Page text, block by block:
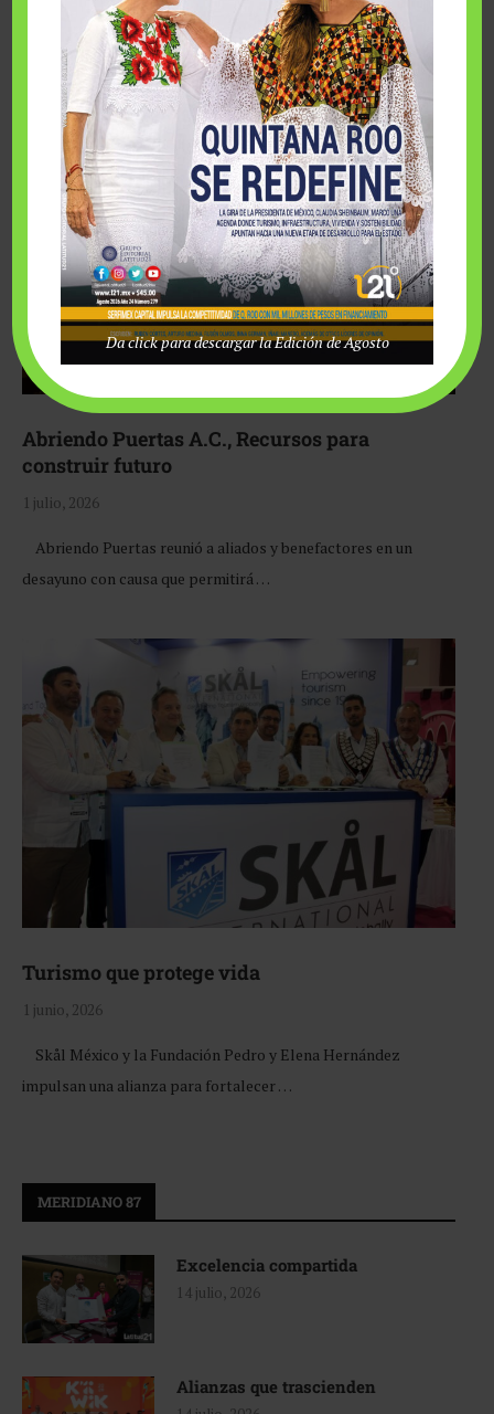
Fairmont Mayakoba y Make-A-Wish México unieron
esfuerzos para hacer realidad el deseo de una …
Abriendo Puertas A.C., Recursos para
construir futuro
1 julio, 2026
Abriendo Puertas reunió a aliados y benefactores en un
desayuno con causa que permitirá …
Turismo que protege vida
1 junio, 2026
Skål México y la Fundación Pedro y Elena Hernández
impulsan una alianza para fortalecer …
MERIDIANO 87
Excelencia compartida
14 julio, 2026
Alianzas que trascienden
Da click para descargar la Edición de Agosto